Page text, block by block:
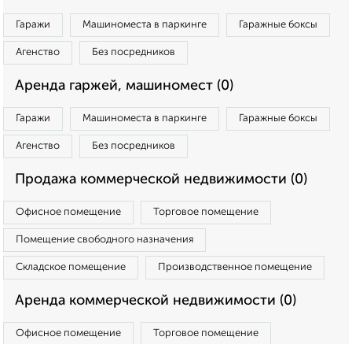
Гаражи Машиноместа в паркинге Гаражные боксы
Агенство Без посредников
Аренда гаржей, машиномест (0)
Гаражи Машиноместа в паркинге Гаражные боксы
Агенство Без посредников
Продажа коммерческой недвижимости (0)
Офисное помещение Торговое помещение
Помещение свободного назначения
Складское помещение Производственное помещение
Аренда коммерческой недвижимости (0)
Офисное помещение Торговое помещение